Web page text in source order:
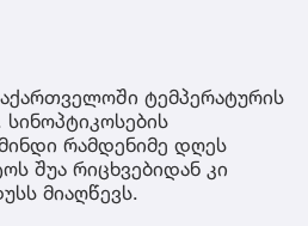
ტემპერატურის
სინოპტიკოსების
რამდენიმე დღეს
შუა რიცხვებიდან კი
მიაღწევს.